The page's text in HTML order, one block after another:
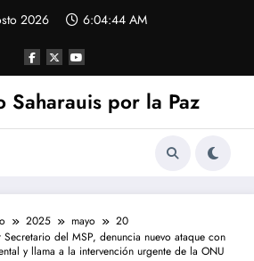
2026 6:04:44 AM
Saharauis por la Paz
2025 mayo
20
del MSP, denuncia nuevo ataque con
y llama a la intervención urgente de la ONU